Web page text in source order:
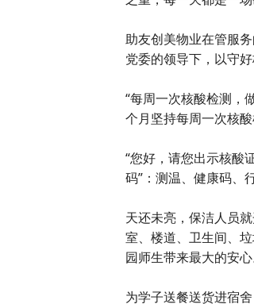
助友创美物业在管服
党委的领导下，以守
“每周一次核酸检测，
个月坚持每周一次核
“您好，请您出示核酸
码”：测温、健康码、
天还未亮，保洁人员
室、楼道、卫生间、
园师生带来最大的安心
为学子送餐送货进宿